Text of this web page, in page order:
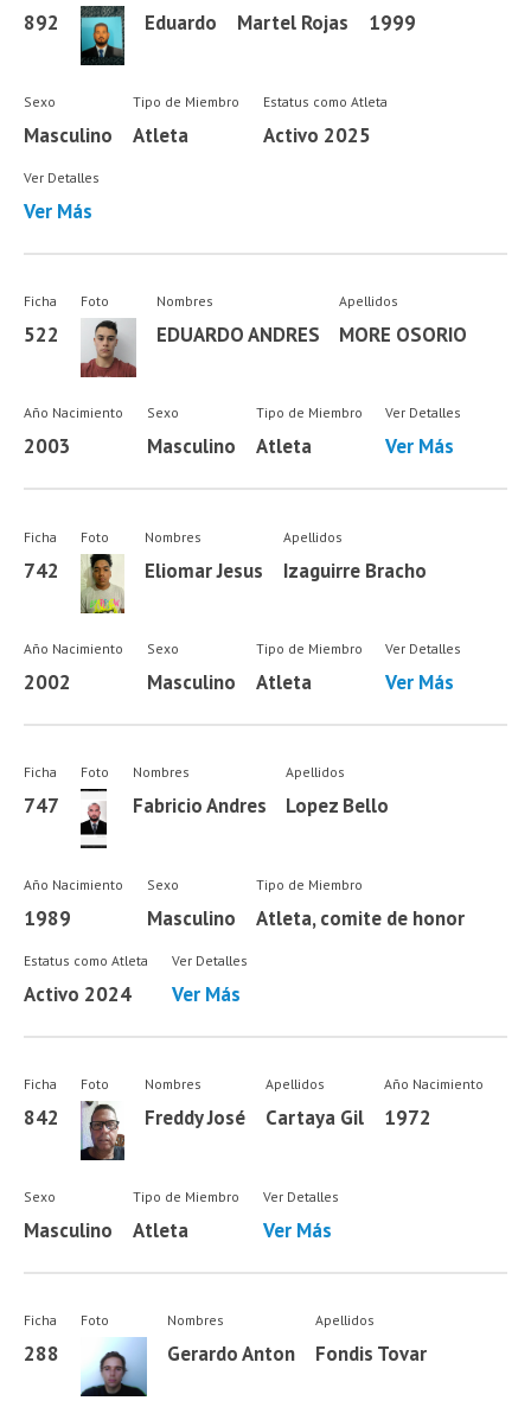
892 Eduardo Martel Rojas 1999
Sexo
Masculino
Tipo de Miembro
Atleta
Estatus como Atleta
Activo 2025
Ver Detalles
Ver Más
Ficha
522
Foto Nombres
EDUARDO ANDRES
Apellidos
MORE OSORIO
Año Nacimiento
2003
Sexo
Masculino
Tipo de Miembro
Atleta
Ver Detalles
Ver Más
Ficha
742
Foto Nombres
Eliomar Jesus
Apellidos
Izaguirre Bracho
Año Nacimiento
2002
Sexo
Masculino
Tipo de Miembro
Atleta
Ver Detalles
Ver Más
Ficha
747
Foto Nombres
Fabricio Andres
Apellidos
Lopez Bello
Año Nacimiento
1989
Sexo
Masculino
Tipo de Miembro
Atleta, comite de honor
Estatus como Atleta
Activo 2024
Ver Detalles
Ver Más
Ficha
842
Foto Nombres
Freddy José
Apellidos
Cartaya Gil
Año Nacimiento
1972
Sexo
Masculino
Tipo de Miembro
Atleta
Ver Detalles
Ver Más
Ficha
288
Foto Nombres
Gerardo Anton
Apellidos
Fondis Tovar